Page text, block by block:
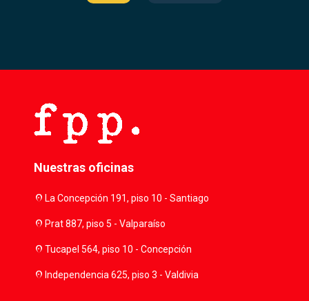
Nuestras oficinas
location_onLa Concepción 191, piso 10 - Santiago
location_onPrat 887, piso 5 - Valparaíso
location_onTucapel 564, piso 10 - Concepción
location_onIndependencia 625, piso 3 - Valdivia